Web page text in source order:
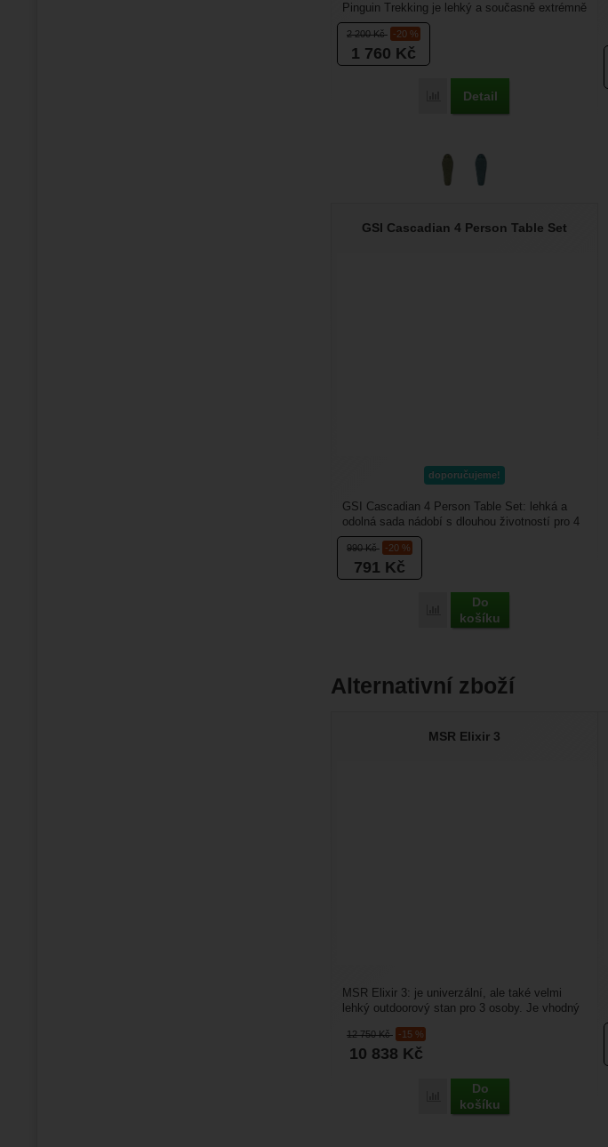
2 200Kč -20 %
1 760 Kč
Porovnat
Detail
Pinguin Trekking je lehký a současně extrémně
teplý, navržený...
GSI Cascadian 4 Person Table Set
doporučujeme!
990Kč -20 %
791 Kč
Porovnat
Do
košíku
GSI Cascadian 4 Person Table Set: lehká a
odolná sada nádobí s dlouhou životností pro 4
osoby ze 100%...
Alternativní zboží
MSR Elixir 3
12 750Kč -15 %
10 838 Kč
Porovnat
Do
košíku
MSR Elixir 3: je univerzální, ale také velmi
lehký outdoorový stan pro 3 osoby. Je vhodný